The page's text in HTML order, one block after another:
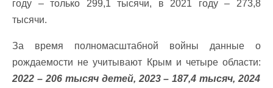
году – только 299,1 тысячи, в 2021 году – 273,8
тысячи.
За время полномасштабной войны данные о
рождаемости не учитывают Крым и четыре области:
2022 – 206 тысяч детей, 2023 – 187,4 тысяч, 2024